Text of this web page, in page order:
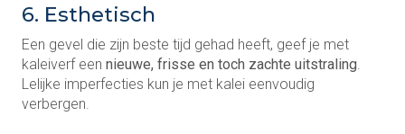
6. Esthetisch
Een gevel die zijn beste tijd gehad heeft, geef je met
kaleiverf een nieuwe, frisse en toch zachte uitstraling
Lelijke imperfecties kun je met kalei eenvoudig
verbergen.